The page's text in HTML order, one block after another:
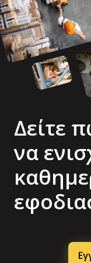
Δείτε
να